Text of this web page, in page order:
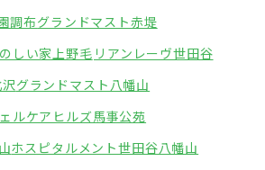
調布グランドマスト赤堤
しい家上野毛 リアンレーヴ世田谷
グランドマスト八幡山
ルケアヒルズ馬事公苑
ホスピタルメント世田谷八幡山